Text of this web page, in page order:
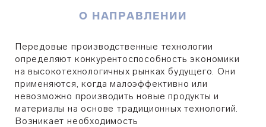
О НАПРАВЛЕНИИ
Передовые производственные технологии
определяют конкурентоспособность экономики
на высокотехнологичных рынках будущего. Они
применяются, когда малоэффективно или
невозможно производить новые продукты и
материалы на основе традиционных технологий.
Возникает необходимость